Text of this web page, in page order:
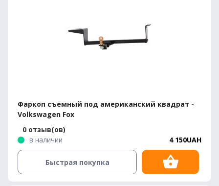
Фаркоп съемный под американский квадрат -
Volkswagen Fox
0 отзыв(ов)
в наличии
4 150UAH
Быстрая покупка